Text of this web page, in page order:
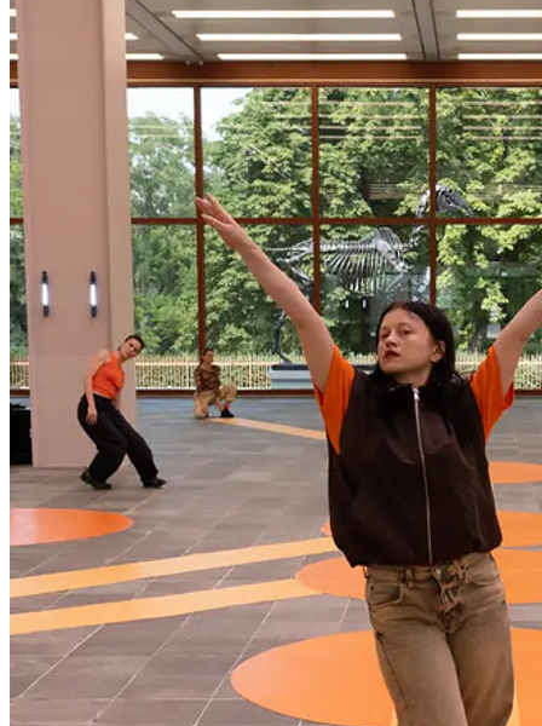
Konzept & Raumgestaltung: Katrin Hornek
Choreografie: Karin Pauer
Performer*innen: Martina de Dominicis, Camilla Schielin, Karin
Pauer, Gergö D. Farkas
Sound: Katrin Euler
Produktion: mollusca productions/Nefeli Antoniadi
Kuratorin: Christiane Erharter
JANUS wird gefördert vom Wiener Wissenschafts-, Forschungs-
und Technologiefonds (WWTF, NXT22-002), und unterstützt
von der Universität für angewandte Kunst Wien (Abteilung für
Ortsbezogene Kunst) und der Universität Wien. Koproduziert von
Kunstverein ARGO mit Unterstützung der Stadt Wien (MA7)
und des Belvedere.
...Mehr lesen